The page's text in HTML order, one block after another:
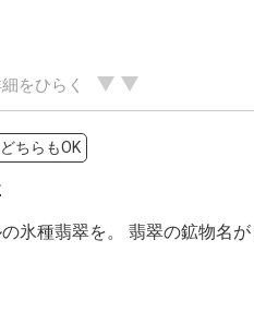
をひらく
ちらもOK
氷種翡翠を。 翡翠の鉱物名